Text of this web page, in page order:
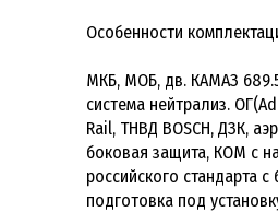
Особенности
МКБ, МОБ, дв. КАМАЗ
система нейтрализ.
Rail, ТНВД BOSCH, ДЗК,
боковая защита, КОМ c
российского стандарта
подготовка под